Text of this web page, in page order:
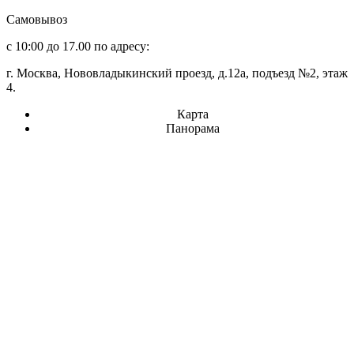
Самовывоз
с 10:00 до 17.00 по адресу:
г. Москва, Нововладыкинский проезд, д.12а, подъезд №2, этаж
4.
Карта
Панорама